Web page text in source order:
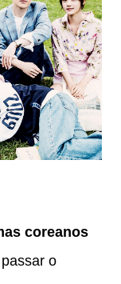
coreanos
o